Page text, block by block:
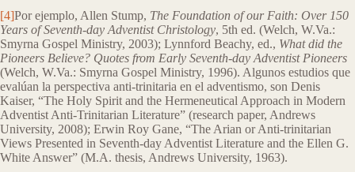
[4]Por ejemplo, Allen Stump, The Foundation of our Faith: Over 150
Years of Seventh-day Adventist Christology, 5th ed. (Welch, W.Va.:
Smyrna Gospel Ministry, 2003); Lynnford Beachy, ed., What did the
Pioneers Believe? Quotes from Early Seventh-day Adventist Pioneers
(Welch, W.Va.: Smyrna Gospel Ministry, 1996). Algunos estudios que
evalúan la perspectiva anti-trinitaria en el adventismo, son Denis
Kaiser, “The Holy Spirit and the Hermeneutical Approach in Modern
Adventist Anti-Trinitarian Literature” (research paper, Andrews
University, 2008); Erwin Roy Gane, “The Arian or Anti-trinitarian
Views Presented in Seventh-day Adventist Literature and the Ellen G.
White Answer” (M.A. thesis, Andrews University, 1963).